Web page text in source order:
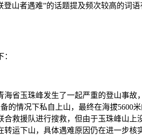
山者遇难”的话题提及频次较高的词语
省玉珠峰发生了一起严重的登山事故
的情况下私自上山，最终在海拔5600
救援队进行搜救，但由于玉珠峰山上
运下山，具体遇难原因仍在进一步核